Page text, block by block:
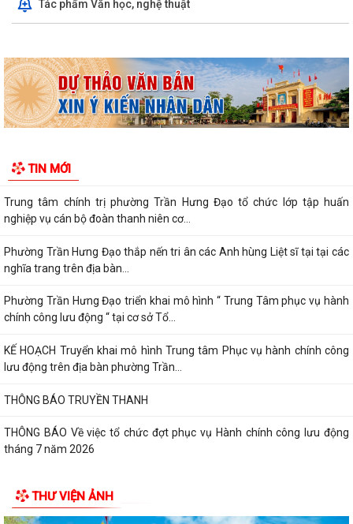
Tác phẩm Văn học, nghệ thuật
TIN MỚI
phường Trần Hưng Đạo khóa II,...
Phường Trần Hưng Đạo tham dự hội nghị toàn quốc nghiên cứu, học
tập, quán triệt và triển khai thực...
Khai mạc giải bóng đá U13 phường Trần Hưng Đạo hè năm 2026.
Hưng Đạo tiếp xúc đối thoại trực...
Trung tâm chính trị phường Trần Hưng Đạo tổ chức lớp tập huấn
nghiệp vụ cán bộ đoàn thanh niên cơ...
Phường Trần Hưng Đạo thắp nến tri ân các Anh hùng Liệt sĩ tại tại các
nghĩa trang trên địa bàn...
Phường Trần Hưng Đạo triển khai mô hình “ Trung Tâm phục vụ hành
chính công lưu động “ tại cơ sở Tổ...
KẾ HOẠCH Truyển khai mô hình Trung tâm Phục vụ hành chính công
lưu động trên địa bàn phường Trần...
THÔNG BÁO TRUYỀN THANH
THÔNG BÁO Về việc tổ chức đợt phục vụ Hành chính công lưu động
tháng 7 năm 2026
tâm thần Hải Dương nhân dịp 79...
THƯ VIỆN ẢNH